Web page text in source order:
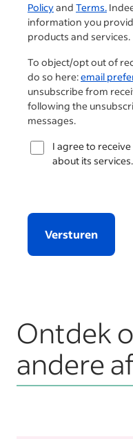
Policyand Terms.
information you
products and services.
To object/opt out of
do so here:email
unsubscribe from
following the
messages.
I agree to
about its services.
Versturen
Ontdek
andere